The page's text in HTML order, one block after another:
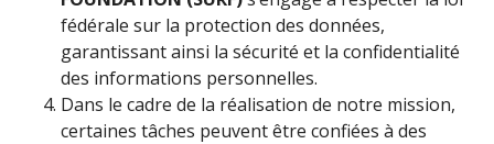
fédérale sur la protection des données,
garantissant ainsi la sécurité et la confidentialité
des informations personnelles.
Dans le cadre de la réalisation de notre mission,
certaines tâches peuvent être confiées à des